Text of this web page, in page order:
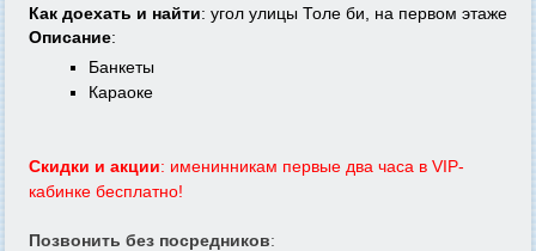
Как доехать и найти: угол улицы Толе би, на первом этаже
Описание:
Банкеты
Караоке
Скидки и акции: именинникам первые два часа в VIP-
кабинке бесплатно!
Позвонить без посредников: